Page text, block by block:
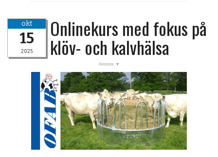
ANNONSERA
PRENUMERERA
OM OSS
okt
15
2025
Onlinekurs med fokus på
klöv- och kalvhälsa